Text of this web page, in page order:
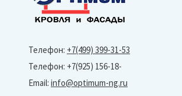
Телефон: +7(499) 399-31-53
Телефон: +7(925) 156-18-
Email: info@optimum-ng.ru